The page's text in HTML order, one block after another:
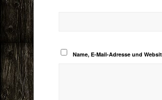
Name, E-Mail-Adresse und